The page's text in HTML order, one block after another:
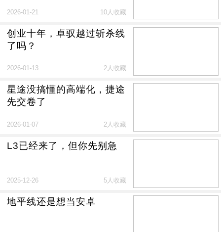
2026-01-21 10人收藏
创业十年，卓驭越过斩杀线
了吗？
2026-01-13 2人收藏
星途没搞懂的高端化，捷途
先交卷了
2026-01-07 2人收藏
L3已经来了，但你先别急
2025-12-26 5人收藏
地平线还是想当安卓